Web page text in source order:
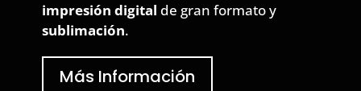
impresión digital de gran formato y
sublimación.
Más Información